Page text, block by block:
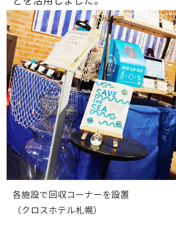
各施設で回収コーナーを設置
（クロスホテル札幌）